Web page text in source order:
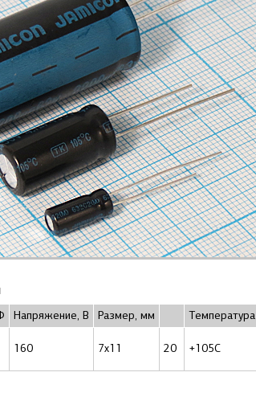
Напряжение, В Размер, мм Температура
160 7x11 20 +105C